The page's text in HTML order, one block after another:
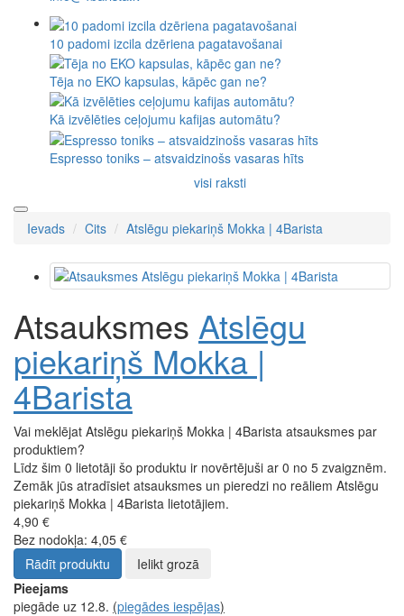
10 padomi izcila dzēriena pagatavošanai
Tēja no EKO kapsulas, kāpēc gan ne?
Kā izvēlēties ceļojumu kafijas automātu?
Espresso toniks – atsvaidzinošs vasaras hīts
visi raksti
Ievads Cits Atslēgu piekariņš Mokka | 4Barista
Atsauksmes Atslēgu
piekariņš Mokka |
4Barista
Vai meklējat Atslēgu piekariņš Mokka | 4Barista atsauksmes par
produktiem?
Līdz šim 0 lietotāji šo produktu ir novērtējuši ar 0 no 5 zvaigznēm.
Zemāk jūs atradīsiet atsauksmes un pieredzi no reāliem Atslēgu
piekariņš Mokka | 4Barista lietotājiem.
4,90 €
Bez nodokļa: 4,05 €
Rādīt produktu
Ielikt grozā
Pieejams
piegāde uz 12.8. (piegādes iespējas)